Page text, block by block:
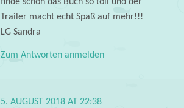
finde schon das Buch so toll und der
Trailer macht echt Spaß auf mehr!!!
LG Sandra
Zum Antworten anmelden
5. AUGUST 2018 AT 22:38